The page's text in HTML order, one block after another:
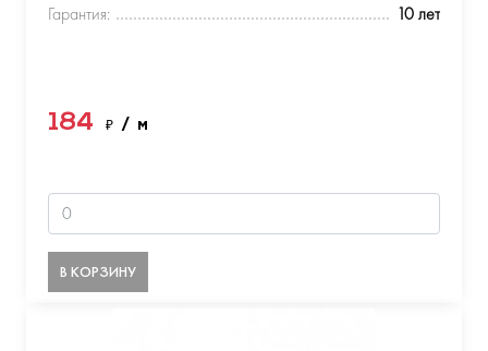
Гарантия:
10 лет
184 ₽ / м
В КОРЗИНУ